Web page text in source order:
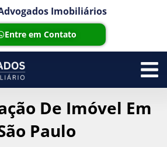
Imobiliários
Entre em Contato
De Imóvel Em
Paulo